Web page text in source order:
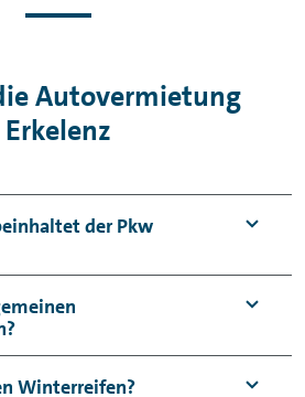
Autovermietung
Erkelenz
der Pkw
umfasst einen
Kaskoschutz mit
950 €,
Winterreifen?